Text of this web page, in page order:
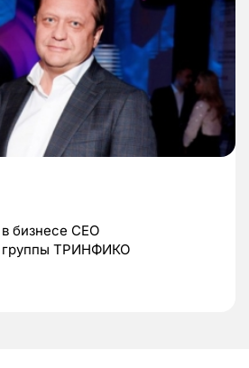
бизнесе CEO
группы ТРИНФИКО